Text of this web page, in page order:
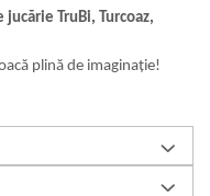
TruBi, Turcoaz,
plină de imaginație!